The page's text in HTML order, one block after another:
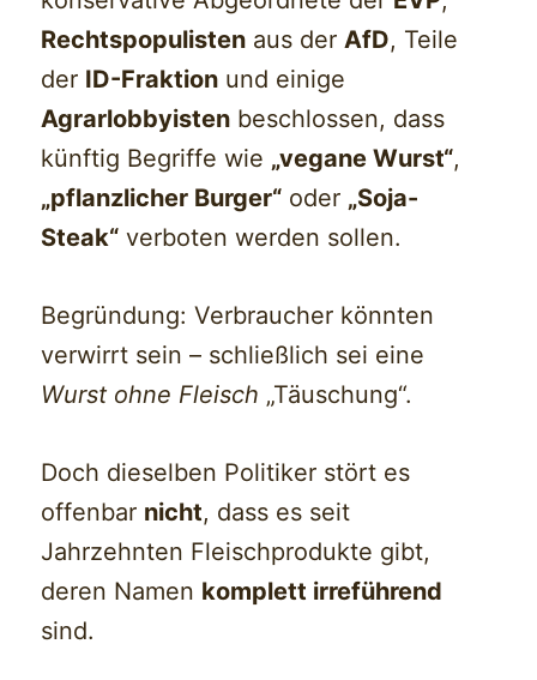
Rechtspopulisten aus derAfD, Teile
der ID-Fraktion und einige
Agrarlobbyisten beschlossen, dass
künftig Begriffe wie „vegane Wurst“,
„pflanzlicher Burger“ oder „Soja-
Steak“ verboten werden sollen.
Begründung: Verbraucher könnten
verwirrt sein – schließlich sei eine
Wurst ohne Fleisch „Täuschung“.
Doch dieselben Politiker stört es
offenbar nicht, dass es seit
Jahrzehnten Fleischprodukte gibt,
deren Namen komplett irreführend
sind.